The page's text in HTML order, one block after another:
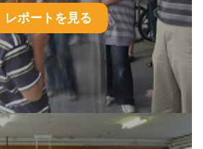
レポートを見る